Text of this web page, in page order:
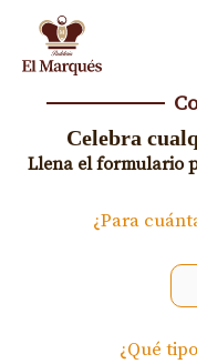
contenido
Celebra
Llena el formulario
¿Para
¿Qué